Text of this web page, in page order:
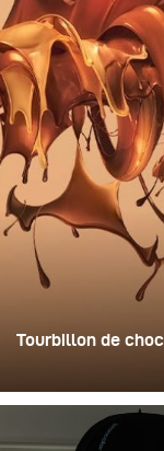
Tourbillon de
à champagne
retiré les pieds,